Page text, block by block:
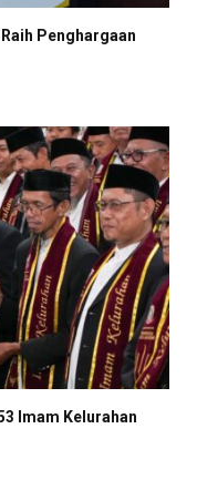
Penghargaan
Imam Kelurahan